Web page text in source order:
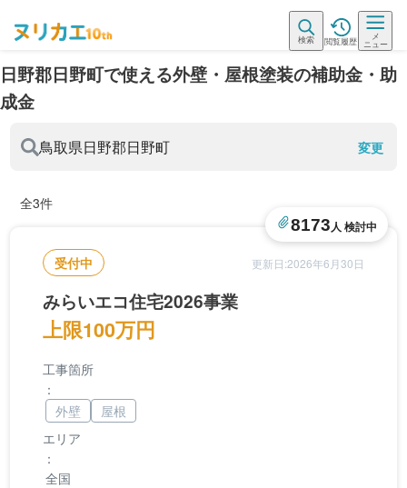
検索 閲覧履歴
メ
ニュー
日野郡日野町で使える外壁・屋根塗装の補助金・助
成金
鳥取県日野郡日野町 変更
全3件
受付中 更新日:2026年6月30日
みらいエコ住宅2026事業
上限100万円
8173人 検討中
エリア
：
全国
工事箇所
：
外壁
屋根